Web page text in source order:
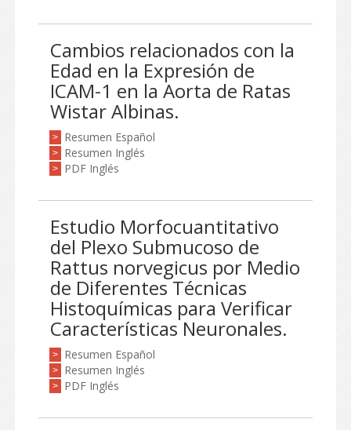
Cambios relacionados con la
Edad en la Expresión de
ICAM-1 en la Aorta de Ratas
Wistar Albinas.
> Resumen Español
> Resumen Inglés
> PDF Inglés
Estudio Morfocuantitativo
del Plexo Submucoso de
Rattus norvegicus por Medio
de Diferentes Técnicas
Histoquímicas para Verificar
Características Neuronales.
> Resumen Español
> Resumen Inglés
> PDF Inglés